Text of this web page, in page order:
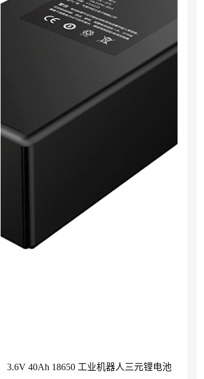
3.6V 40Ah 18650 工业机器人三元锂电池